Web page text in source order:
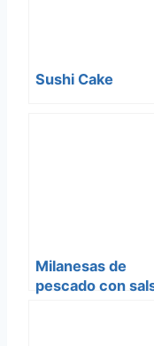
Sushi Cake
Milanesas de
pescado con